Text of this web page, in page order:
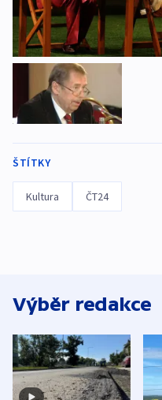
ŠTÍTKY
Kultura ČT24
Výběr redakce